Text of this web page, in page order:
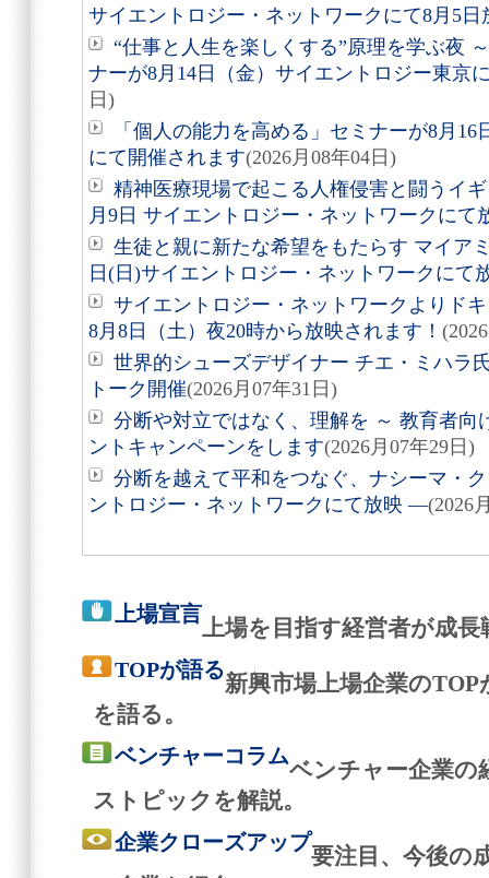
サイエントロジー・ネットワークにて8月5
“仕事と人生を楽しくする”原理を学ぶ夜
ナーが8月14日（金）サイエントロジー東京
日)
「個人の能力を高める」セミナーが8月
にて開催されます(2026月08年04日)
精神医療現場で起こる人権侵害と闘うイ
月9日 サイエントロジー・ネットワークにて
生徒と親に新たな希望をもたらす マイア
日(日)サイエントロジー・ネットワークにて
サイエントロジー・ネットワークよりド
8月8日（土）夜20時から放映されます！
世界的シューズデザイナー チエ・ミハラ
トーク開催(2026月07年31日)
分断や対立ではなく、理解を ～ 教育者向
ントキャンペーンをします(2026月07年29日)
分断を越えて平和をつなぐ、ナシーマ・
ントロジー・ネットワークにて放映 ―(2026
上場宣言
上場を目指す経営者が成
TOPが語る
新興市場上場企業の
を語る。
ベンチャーコラム
ベンチャー企業の
ストピックを解説。
企業クローズアップ
要注目、今後の